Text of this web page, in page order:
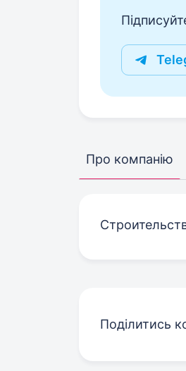
Про компанію
Поділитись